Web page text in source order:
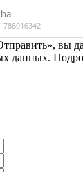
вы
данных.